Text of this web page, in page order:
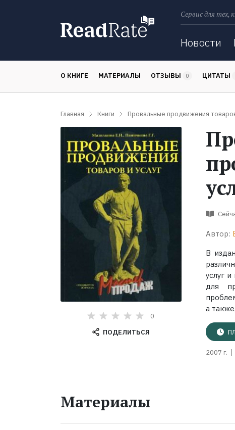
Сервис для тех,
Новости
О КНИГЕ МАТЕРИАЛЫ ОТЗЫВЫ 0 ЦИТАТЫ
Главная Книги Провальные продвижения
0
ПОДЕЛИТЬСЯ
Автор:
В
услуг
для
а
2007 г.
Материалы